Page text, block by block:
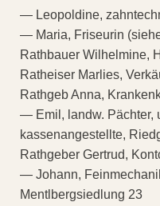
— Leopoldine,
— Maria, Friseurin
Rathbauer Wilhelmine,
Ratheiser Marlies,
Rathgeb Anna,
— Emil, landw. Pächter,
kassenangestellte,
Rathgeber Gertrud,
— Johann,
Mentlbergsiedlung 23